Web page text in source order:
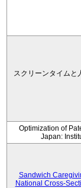
スクリーンタイムと
Optimization of
Japan:
Sandwich
National Cross-